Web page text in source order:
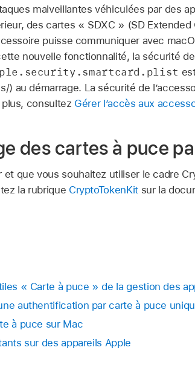
malveillantes véhiculées par des
des cartes « SDXC » (SD
puisse communiquer avec
nouvelle fonctionnalité, la sécurité
) au démarrage. La sécurité de
consultez Gérer lʼaccès aux
des cartes à puce
que vous souhaitez utiliser le cadre
la rubrique CryptoTokenKitsur la
« Carte à puce » de la gestion des
authentification par carte à puce
à puce sur Mac
sur des appareils Apple